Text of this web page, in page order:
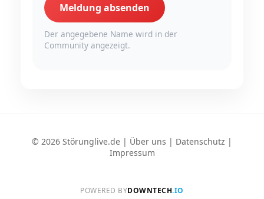
Meldung absenden
Der angegebene Name wird in der
Community angezeigt.
© 2026 Störunglive.de | Über uns | Datenschutz |
Impressum
POWERED BYDOWNTECH.IO